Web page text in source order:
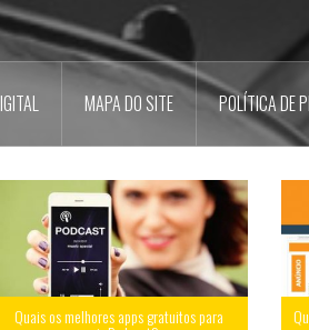
MAPA DO SITE POLÍTICA DE
Quais os melhores apps gratuitos para